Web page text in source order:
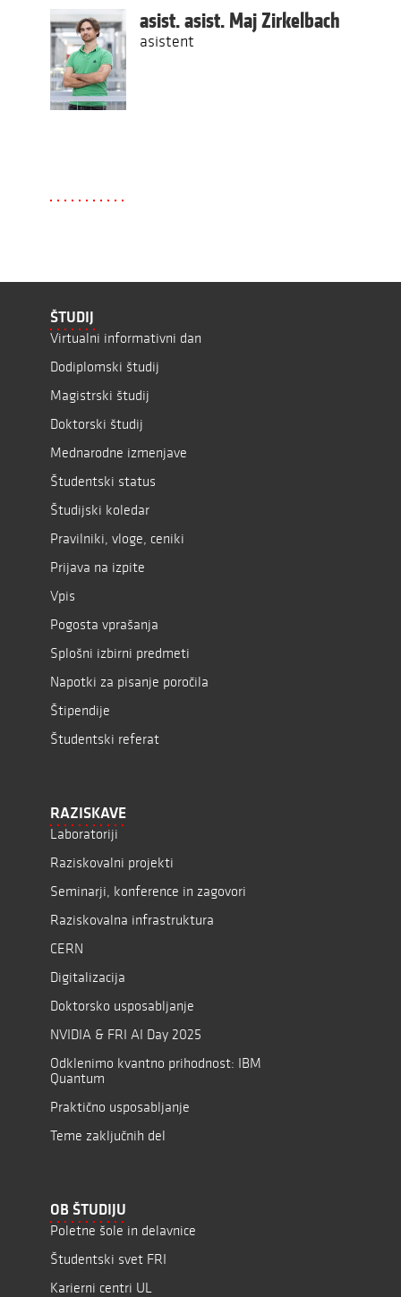
asist. asist. Maj Zirkelbach
asistent
ŠTUDIJ
Virtualni informativni dan
Dodiplomski študij
Magistrski študij
Doktorski študij
Mednarodne izmenjave
Študentski status
Študijski koledar
Pravilniki, vloge, ceniki
Prijava na izpite
Vpis
Pogosta vprašanja
Splošni izbirni predmeti
Napotki za pisanje poročila
Štipendije
Študentski referat
RAZISKAVE
Laboratoriji
Raziskovalni projekti
Seminarji, konference in zagovori
Raziskovalna infrastruktura
CERN
Digitalizacija
Doktorsko usposabljanje
NVIDIA & FRI AI Day 2025
Odklenimo kvantno prihodnost: IBM
Quantum
Praktično usposabljanje
Teme zaključnih del
OB ŠTUDIJU
Poletne šole in delavnice
Študentski svet FRI
Karierni centri UL